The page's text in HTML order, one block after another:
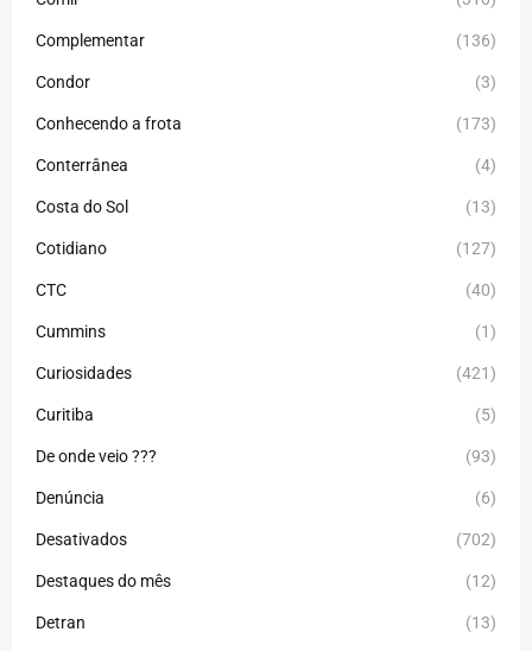
Complementar (136)
Condor (3)
Conhecendo a frota (173)
Conterrânea (4)
Costa do Sol (13)
Cotidiano (127)
CTC (40)
Cummins (1)
Curiosidades (421)
Curitiba (5)
De onde veio ??? (93)
Denúncia (6)
Desativados (702)
Destaques do mês (12)
Detran (13)